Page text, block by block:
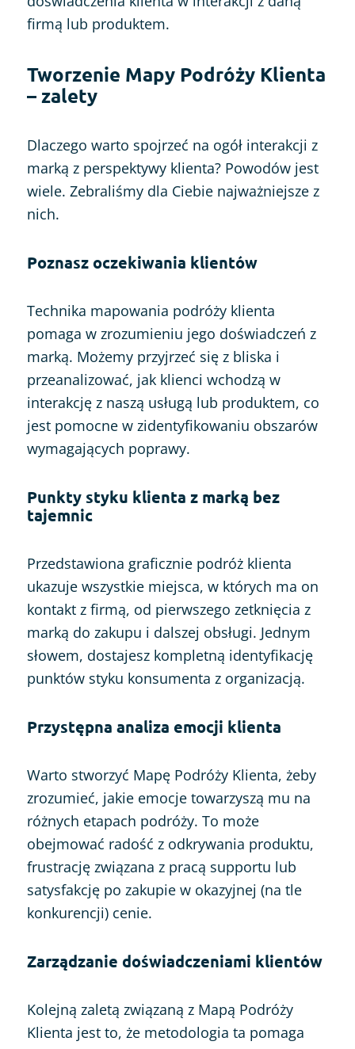
firmą lub produktem.
Tworzenie Mapy Podróży Klienta
– zalety
Dlaczego warto spojrzeć na ogół interakcji z
marką z perspektywy klienta? Powodów jest
wiele. Zebraliśmy dla Ciebie najważniejsze z
nich.
Poznasz oczekiwania klientów
Technika mapowania podróży klienta
pomaga w zrozumieniu jego doświadczeń z
marką. Możemy przyjrzeć się z bliska i
przeanalizować, jak klienci wchodzą w
interakcję z naszą usługą lub produktem, co
jest pomocne w zidentyfikowaniu obszarów
wymagających poprawy.
Punkty styku klienta z marką bez
tajemnic
Przedstawiona graficznie podróż klienta
ukazuje wszystkie miejsca, w których ma on
kontakt z firmą, od pierwszego zetknięcia z
marką do zakupu i dalszej obsługi. Jednym
słowem, dostajesz kompletną identyfikację
punktów styku konsumenta z organizacją.
Przystępna analiza emocji klienta
Warto stworzyć Mapę Podróży Klienta, żeby
zrozumieć, jakie emocje towarzyszą mu na
różnych etapach podróży. To może
obejmować radość z odkrywania produktu,
frustrację związana z pracą supportu lub
satysfakcję po zakupie w okazyjnej (na tle
konkurencji) cenie.
Zarządzanie doświadczeniami klientów
Kolejną zaletą związaną z Mapą Podróży
Klienta jest to, że metodologia ta pomaga